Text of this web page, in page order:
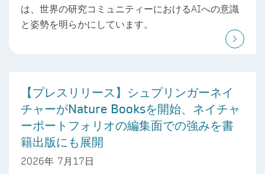
は、世界の研究コミュニティーにおけるAIへの意識
と姿勢を明らかにしています。
【プレスリリース】シュプリンガーネイ
チャーがNature Booksを開始、ネイチャ
ーポートフォリオの編集面での強みを書
籍出版にも展開
2026年 7月17日